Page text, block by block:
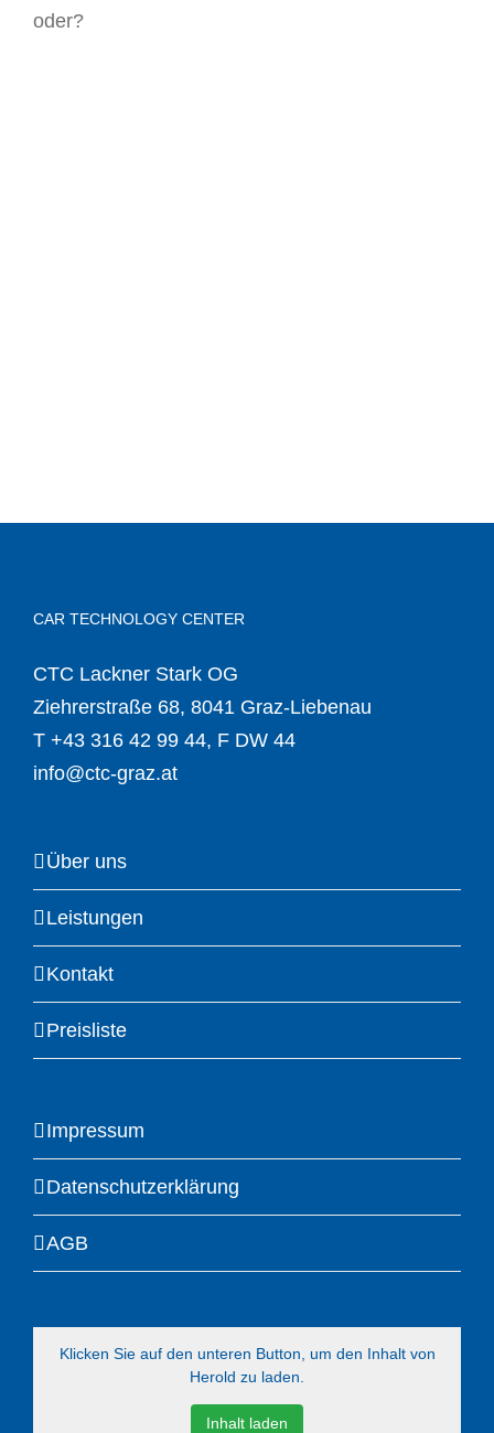
oder?
CAR TECHNOLOGY CENTER
CTC Lackner Stark OG
Ziehrerstraße 68, 8041 Graz-Liebenau
T +43 316 42 99 44, F DW 44
info@ctc-graz.at
Über uns
Leistungen
Kontakt
Preisliste
Impressum
Datenschutzerklärung
AGB
Klicken Sie auf den unteren Button, um den Inhalt von
Herold zu laden.
Inhalt laden